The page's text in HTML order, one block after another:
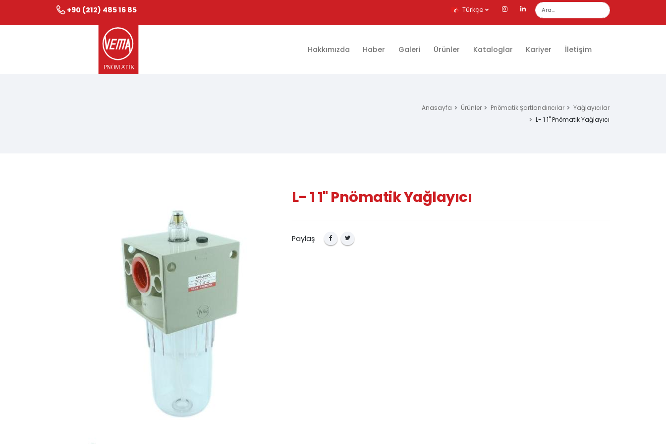
+90 (212) 485 16 85 Türkçe
Hakkımızda Haber Galeri Ürünler Kataloglar Kariyer İletişim
Anasayfa Ürünler Pnömatik Şartlandırıcılar
Yağlayıcılar
L- 1 1" Pnömatik Yağlayıcı
L- 1 1" Pnömatik Yağlayıcı
Paylaş